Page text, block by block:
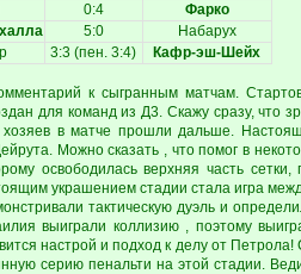
0:4
Фарко
5:0
Набарух
3:3 (пен. 3:4) Кафр-эш-Шейх
к сыгранным матчам.
для команд из Д3. Скажу сразу, что
в матче прошли дальше.
Можно сказать , что помог в
освободилась верхняя часть
украшением стадии стала игра
тактическую дуэль и
выиграли коллизию , поэтому
настрой и подход к делу от
серию пенальти на этой стадии.